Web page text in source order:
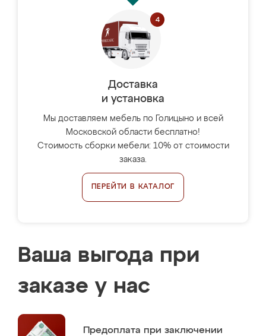
Доставка
и установка
Мы доставляем мебель по Голицыно и всей
Московской области бесплатно!
Стоимость сборки мебели: 10% от стоимости
заказа.
ПЕРЕЙТИ В КАТАЛОГ
Ваша выгода при
заказе у нас
Предоплата при заключении